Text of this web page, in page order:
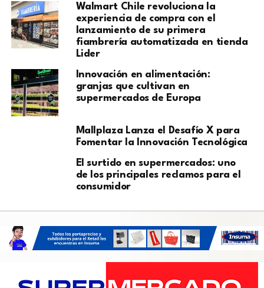
Walmart Chile revoluciona la
experiencia de compra con el
lanzamiento de su primera
fiambrería automatizada en tienda
Lider
Innovación en alimentación:
granjas que cultivan en
supermercados de Europa
Mallplaza Lanza el Desafío X para
Fomentar la Innovación Tecnológica
El surtido en supermercados: uno
de los principales reclamos para el
consumidor